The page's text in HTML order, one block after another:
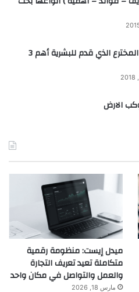
نيكولا تسلا المخترع الذي قدم للبشرية أهم 3
الارض
ميدل إيست: منظومة رقمية
متكاملة تعيد تعريف التجارة
والعمل والتواصل في مكان واحد
مارس 18, 2026